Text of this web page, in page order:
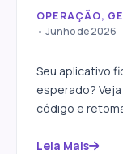
O
OPERAÇÃO,
• Junho de 2026
Seu aplicativo
esperado?
código e
Leia Mais